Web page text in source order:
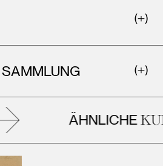
ÄHNLICHE